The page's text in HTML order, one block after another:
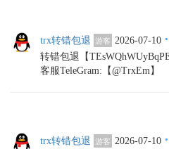
trx转错包退 游客 2026-07-10 ·
转错包退【
客服TeleGram:【@TrxEm】
trx转错包退 游客 2026-07-10 ·